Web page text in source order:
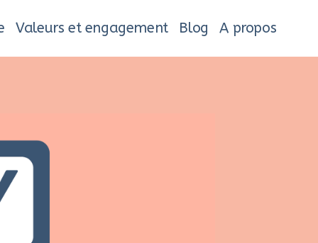
Valeurs et engagement Blog A propos